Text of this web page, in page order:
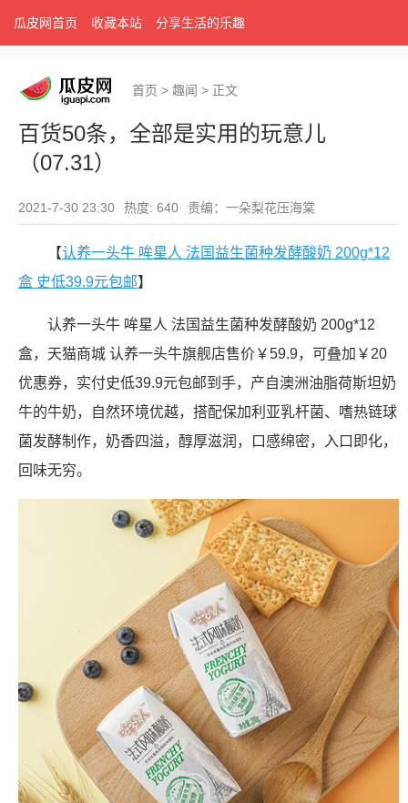
瓜皮网首页 收藏本站 分享生活的乐趣
首页 > 趣闻 > 正文
百货50条，全部是实用的玩意儿
（07.31）
2021-7-30 23:30 热度: 640 责编：一朵梨花压海棠
【认养一头牛 哞星人 法国益生菌种发酵酸奶 200g*12
盒 史低39.9元包邮】
认养一头牛 哞星人 法国益生菌种发酵酸奶 200g*12
盒，天猫商城 认养一头牛旗舰店售价￥59.9，可叠加￥20
优惠券，实付史低39.9元包邮到手，产自澳洲油脂荷斯坦奶
牛的牛奶，自然环境优越，搭配保加利亚乳杆菌、嗜热链球
菌发酵制作，奶香四溢，醇厚滋润，口感绵密，入口即化，
回味无穷。